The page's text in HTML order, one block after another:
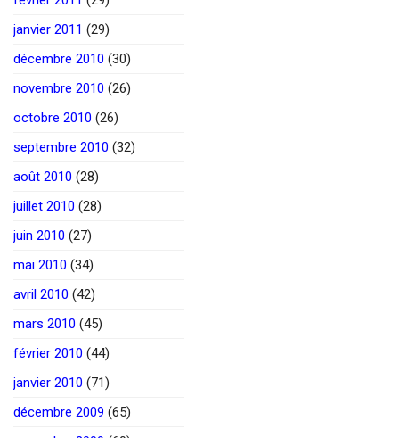
janvier 2011 (29)
décembre 2010 (30)
novembre 2010 (26)
octobre 2010 (26)
septembre 2010 (32)
août 2010 (28)
juillet 2010 (28)
juin 2010 (27)
mai 2010 (34)
avril 2010 (42)
mars 2010 (45)
février 2010 (44)
janvier 2010 (71)
décembre 2009 (65)